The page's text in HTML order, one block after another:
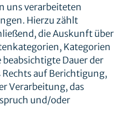
uns verarbeiteten
Hierzu zählt
die Auskunft über
Kategorien
Dauer der
Rechts auf Berichtigung,
Verarbeitung, das
und/oder